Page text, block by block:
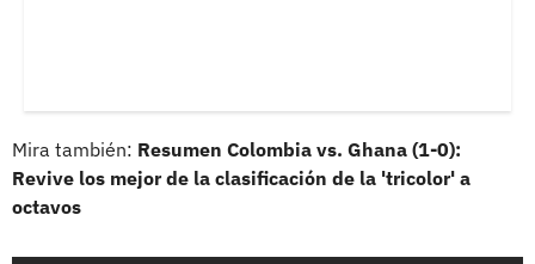
Mira también: Resumen Colombia vs. Ghana (1-0):
Revive los mejor de la clasificación de la 'tricolor' a
octavos